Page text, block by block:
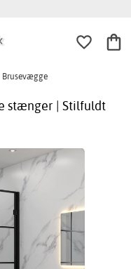
Brusevægge
stænger | Stilfuldt